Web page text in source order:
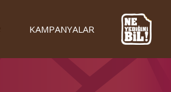
KAMPANYALAR